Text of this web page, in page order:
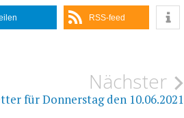
RSS-feed
Nächster
für Donnerstag den 10.06.2021